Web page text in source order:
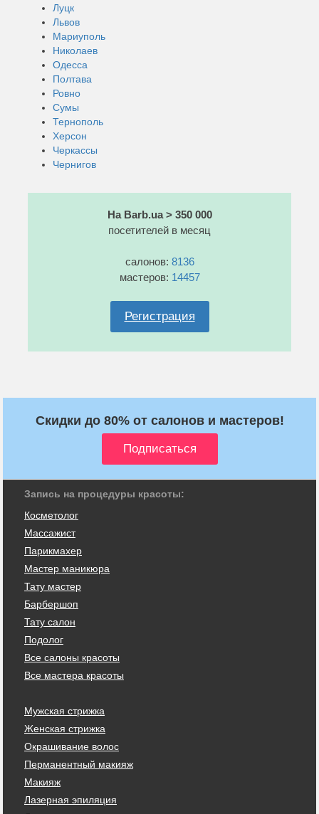
Луцк
Львов
Мариуполь
Николаев
Одесса
Полтава
Ровно
Сумы
Тернополь
Херсон
Черкассы
Чернигов
На Barb.ua > 350 000
посетителей в месяц
салонов: 8136
мастеров: 14457
Регистрация
Скидки до 80% от салонов и мастеров!
Запись на процедуры красоты:
Косметолог
Массажист
Парикмахер
Мастер маникюра
Тату мастер
Барбершоп
Тату салон
Подолог
Все салоны красоты
Все мастера красоты
Мужская стрижка
Женская стрижка
Окрашивание волос
Перманентный макияж
Макияж
Лазерная эпиляция